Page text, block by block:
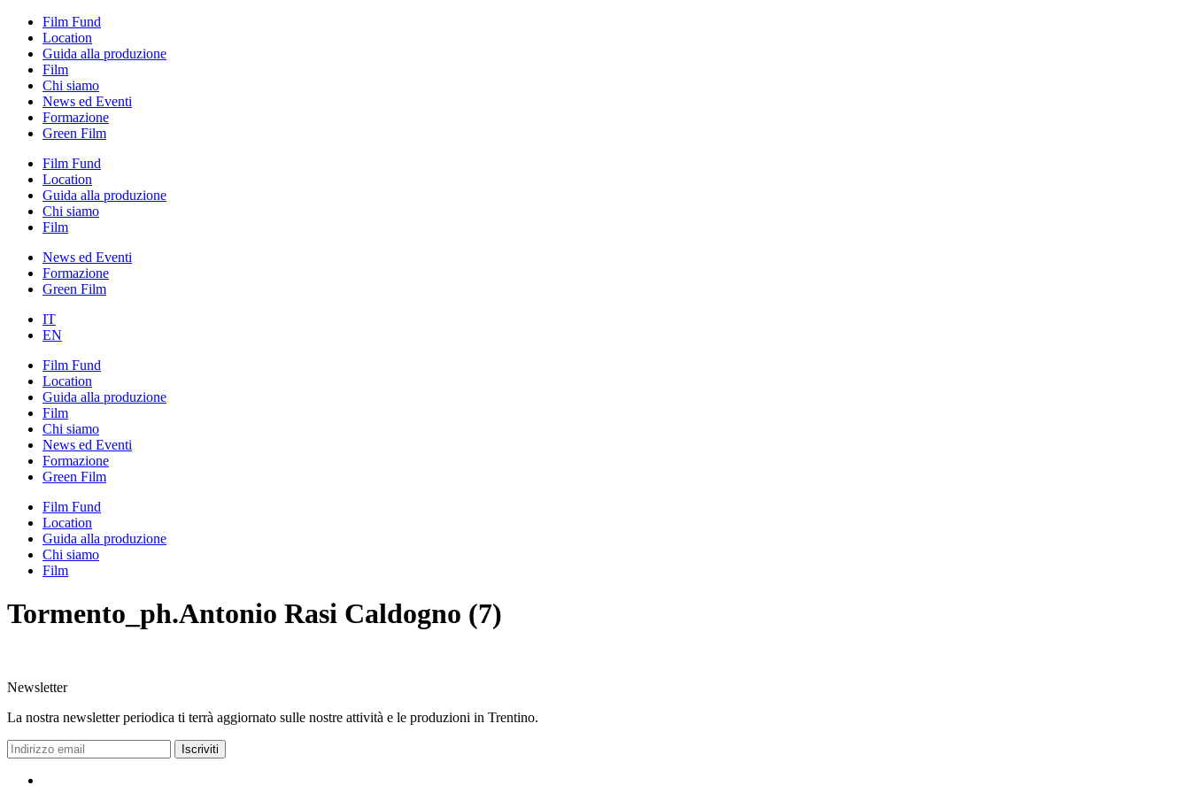
Film Fund
Location
Guida alla produzione
Film
Chi siamo
News ed Eventi
Formazione
Green Film
Film Fund
Location
Guida alla produzione
Chi siamo
Film
News ed Eventi
Formazione
Green Film
IT
EN
Film Fund
Location
Guida alla produzione
Film
Chi siamo
News ed Eventi
Formazione
Green Film
Film Fund
Location
Guida alla produzione
Chi siamo
Film
Tormento_ph.Antonio Rasi Caldogno (7)
Newsletter
La nostra newsletter periodica ti terrà aggiornato sulle nostre attività e le produzioni in Trentino.
Iscriviti